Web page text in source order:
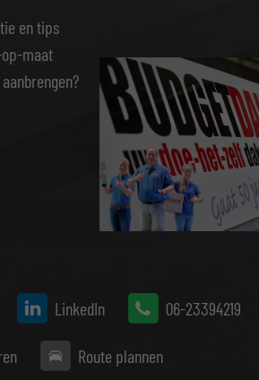
en tips
op-maat
aanbrengen?
LinkedIn 06-23394219
Route plannen